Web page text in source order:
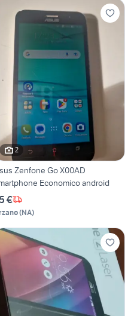
2
Zenfone Go X00AD
Economico android
€
(NA)